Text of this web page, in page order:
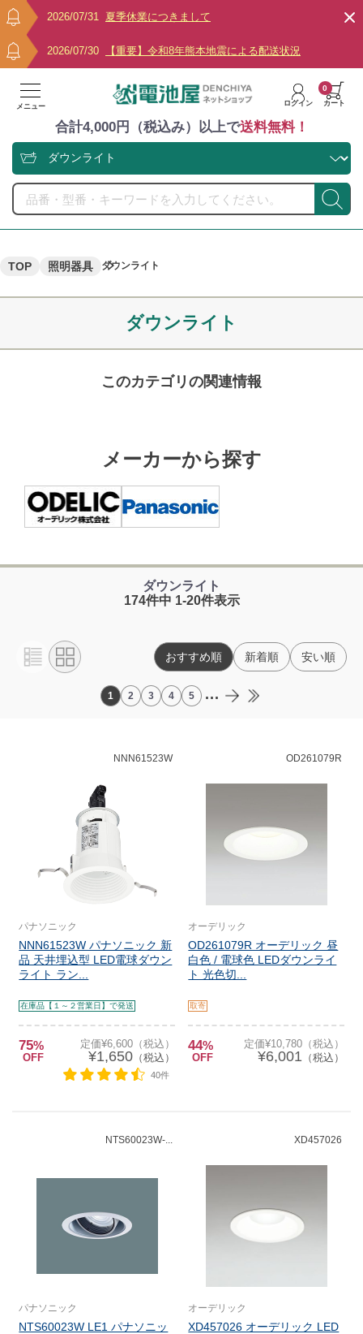
2026/07/31 夏季休業につきまして
2026/07/30 【重要】令和8年熊本地震による配送状況
メニュー ログイン カート
0
合計4,000円（税込み）以上で送料無料！
TOP 照明器具 ダウンライト
ダウンライト
このカテゴリの関連情報
メーカーから探す
ダウンライト
174件中 1-20件表示
1 2 3 4 5 ...
おすすめ順 新着順 安い順
NNN61523W
パナソニック
NNN61523W パナソニック 新
品 天井埋込型 LED電球ダウン
ライト ラン...
在庫品【１～２営業日】で発送
75%
OFF
定価¥6,600（税込）
¥1,650（税込）
40件
OD261079R
オーデリック
OD261079R オーデリック 昼
白色 / 電球色 LEDダウンライ
ト 光色切...
取寄
44%
OFF
定価¥10,780（税込）
¥6,001 （税込）
NTS60023W-...
パナソニック
NTS60023W LE1 パナソニッ
XD457026
オーデリック
XD457026 オーデリック LED